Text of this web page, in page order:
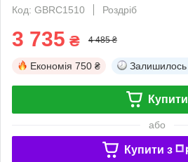
Код: GBRC1510
Роздріб
3 735 ₴ 4 485 ₴
Економія 750 ₴ Залишилось
Купити
або
Купити з